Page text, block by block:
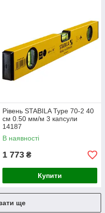
Рівень STABILA Type 70-2 40
см 0.50 мм/м 3 капсули
14187
В наявності
1 773 ₴
Купити
ще